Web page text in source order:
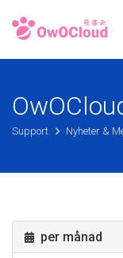
Support Nyheter &
per månad